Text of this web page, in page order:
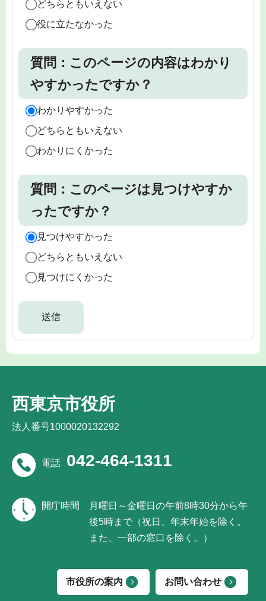
どちらともいえない
役に立たなかった
質問：このページの内容はわかり
やすかったですか？
わかりやすかった
どちらともいえない
わかりにくかった
質問：このページは見つけやすか
ったですか？
見つけやすかった
どちらともいえない
見つけにくかった
西東京市役所
法人番号1000020132292
電話 042-464-1311
開庁時間
月曜日～金曜日の午前8時30分から午
後5時まで（祝日、年末年始を除く。
また、一部の窓口を除く。）
市役所の案内 お問い合わせ